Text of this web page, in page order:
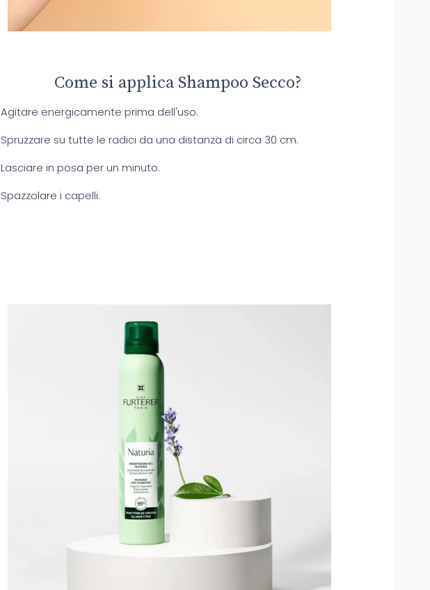
Come si applica Shampoo Secco?
Agitare energicamente prima dell'uso.
Spruzzare su tutte le radici da una distanza di circa 30 cm.
Lasciare in posa per un minuto.
Spazzolare i capelli.